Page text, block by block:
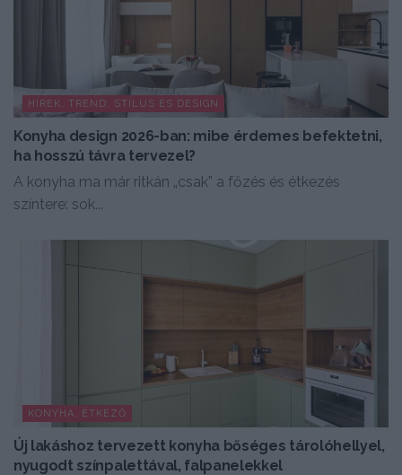
HÍREK, TREND, STÍLUS ÉS DESIGN
Konyha design 2026-ban: mibe érdemes befektetni,
ha hosszú távra tervezel?
A konyha ma már ritkán „csak” a főzés és étkezés
színtere: sok...
KONYHA, ÉTKEZŐ
Új lakáshoz tervezett konyha bőséges tárolóhellyel,
nyugodt színpalettával, falpanelekkel